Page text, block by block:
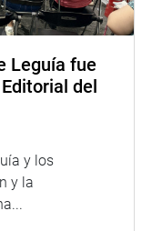
Leguía fue
del
y los
y la